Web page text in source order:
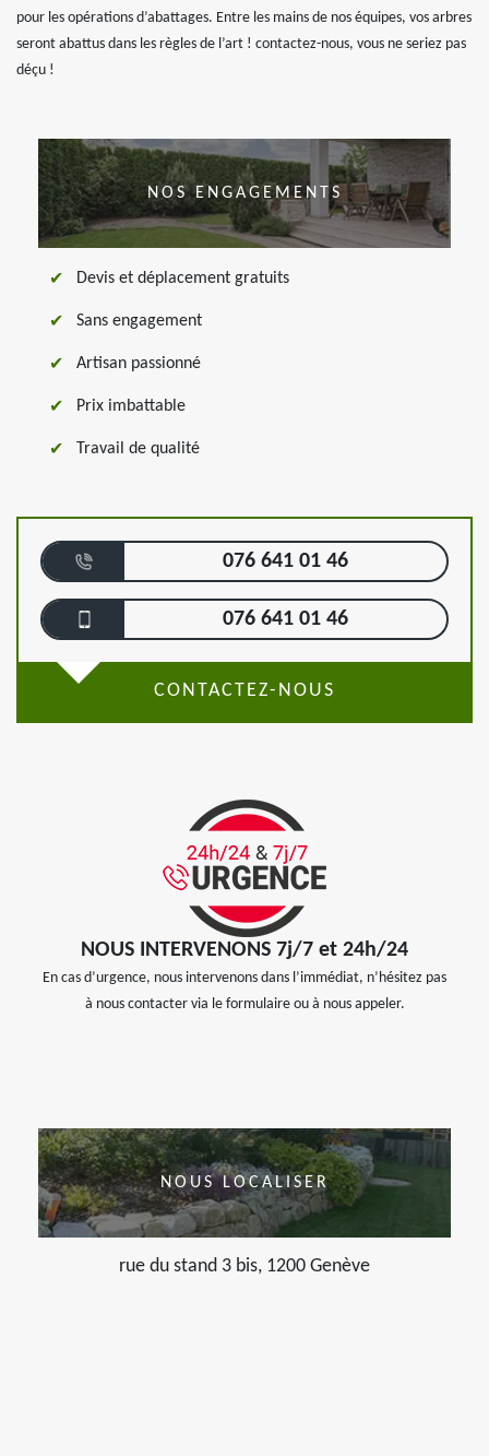
pour les opérations d’abattages. Entre les mains de nos équipes, vos arbres
seront abattus dans les règles de l’art ! contactez-nous, vous ne seriez pas
déçu !
NOS ENGAGEMENTS
Devis et déplacement gratuits
Sans engagement
Artisan passionné
Prix imbattable
Travail de qualité
076 641 01 46
076 641 01 46
CONTACTEZ-NOUS
NOUS INTERVENONS 7j/7 et 24h/24
En cas d’urgence, nous intervenons dans l’immédiat, n’hésitez pas
à nous contacter via le formulaire ou à nous appeler.
NOUS LOCALISER
rue du stand 3 bis, 1200 Genève